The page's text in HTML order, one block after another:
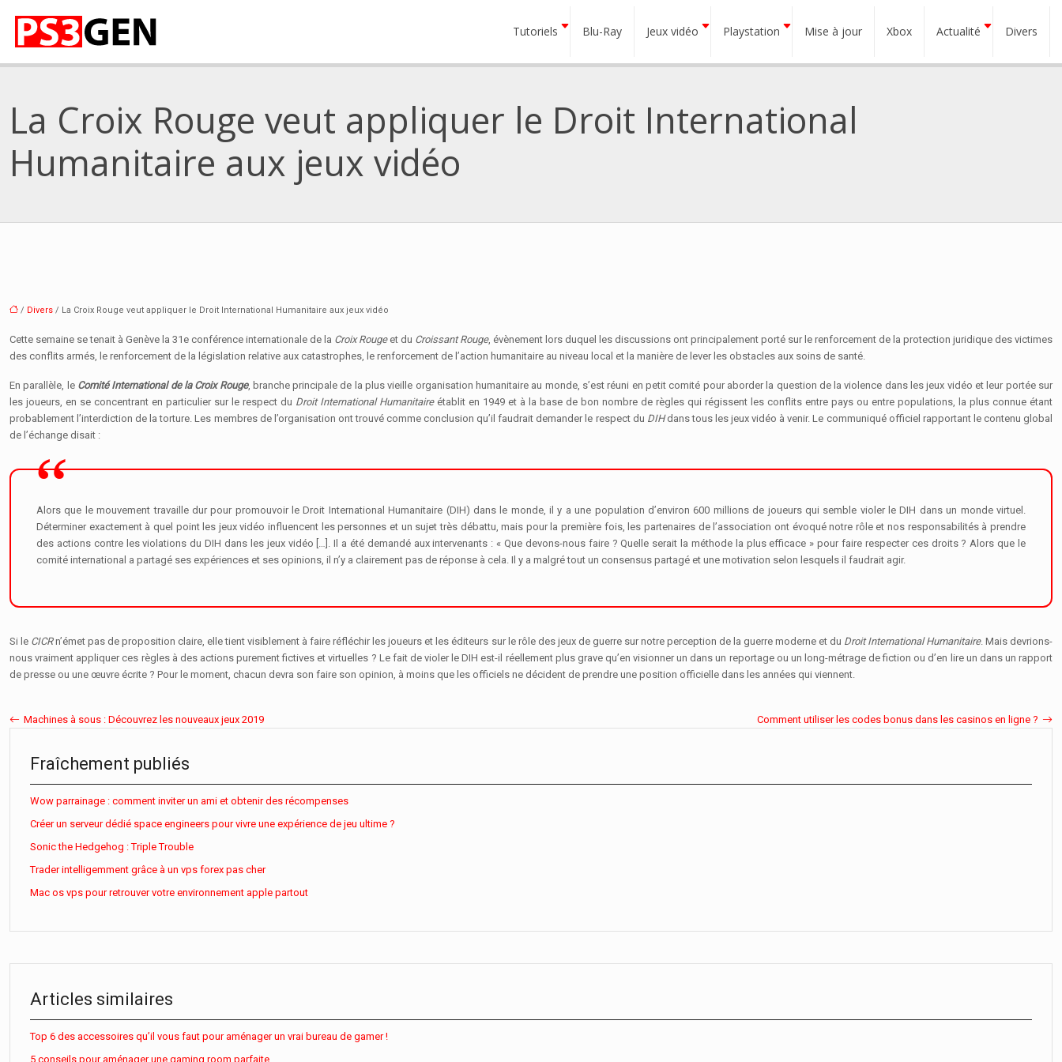
Tutoriels Blu-Ray Jeux vidéo Playstation Mise à jour Xbox Actualité Divers
La Croix Rouge veut appliquer le Droit International
Humanitaire aux jeux vidéo
/ Divers / La Croix Rouge veut appliquer le Droit International Humanitaire aux jeux vidéo
Cette semaine se tenait à Genève la 31e conférence internationale de la Croix Rougeet du Croissant Rouge, évènement lors duquel les discussions ont principalement porté sur le renforcement de la protection juridique des victimes
des conflits armés, le renforcement de la législation relative aux catastrophes, le renforcement de l’action humanitaire au niveau local et la manière de lever les obstacles aux soins de santé.
En parallèle, le Comité International de la Croix Rouge, branche principale de la plus vieille organisation humanitaire au monde, s’est réuni en petit comité pour aborder la question de la violence dans les jeux vidéo et leur portée sur
les joueurs, en se concentrant en particulier sur le respect du Droit International Humanitaireétablit en 1949 et à la base de bon nombre de règles qui régissent les conflits entre pays ou entre populations, la plus connue étant
probablement l’interdiction de la torture. Les membres de l’organisation ont trouvé comme conclusion qu’il faudrait demander le respect du DIHdans tous les jeux vidéo à venir. Le communiqué officiel rapportant le contenu global
de l’échange disait :
Alors que le mouvement travaille dur pour promouvoir le Droit International Humanitaire (DIH) dans le monde, il y a une population d’environ 600 millions de joueurs qui semble violer le DIH dans un monde virtuel.
Déterminer exactement à quel point les jeux vidéo influencent les personnes et un sujet très débattu, mais pour la première fois, les partenaires de l’association ont évoqué notre rôle et nos responsabilités à prendre
des actions contre les violations du DIH dans les jeux vidéo […]. Il a été demandé aux intervenants : « Que devons-nous faire ? Quelle serait la méthode la plus efficace » pour faire respecter ces droits ? Alors que le
comité international a partagé ses expériences et ses opinions, il n’y a clairement pas de réponse à cela. Il y a malgré tout un consensus partagé et une motivation selon lesquels il faudrait agir.
Si le CICRn’émet pas de proposition claire, elle tient visiblement à faire réfléchir les joueurs et les éditeurs sur le rôle des jeux de guerre sur notre perception de la guerre moderne et du Droit International Humanitaire. Mais devrions-
nous vraiment appliquer ces règles à des actions purement fictives et virtuelles ? Le fait de violer le DIH est-il réellement plus grave qu’en visionner un dans un reportage ou un long-métrage de fiction ou d’en lire un dans un rapport
de presse ou une œuvre écrite ? Pour le moment, chacun devra son faire son opinion, à moins que les officiels ne décident de prendre une position officielle dans les années qui viennent.
Machines à sous : Découvrez les nouveaux jeux 2019 Comment utiliser les codes bonus dans les casinos en ligne ?
Fraîchement publiés
Wow parrainage : comment inviter un ami et obtenir des récompenses
Créer un serveur dédié space engineers pour vivre une expérience de jeu ultime ?
Sonic the Hedgehog : Triple Trouble
Trader intelligemment grâce à un vps forex pas cher
Mac os vps pour retrouver votre environnement apple partout
Articles similaires
Top 6 des accessoires qu’il vous faut pour aménager un vrai bureau de gamer !
5 conseils pour aménager une gaming room parfaite